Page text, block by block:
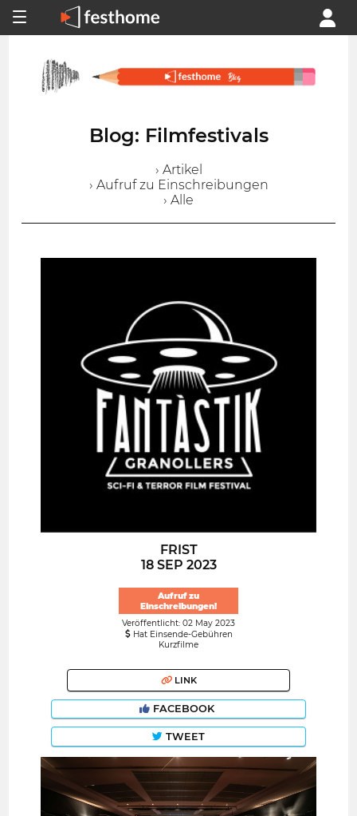
Blog: Filmfestivals
› Artikel
› Aufruf zu Einschreibungen
› Alle
FRIST
18 SEP 2023
Aufruf zu
Einschreibungen!
Veröffentlicht: 02 May 2023
Hat Einsende-Gebühren
Kurzfilme
LINK
FACEBOOK
TWEET